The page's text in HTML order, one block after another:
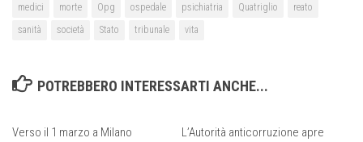
medici
morte Opg ospedale psichiatria Quatriglio
reato
sanità
società Stato tribunale vita
POTREBBERO INTERESSARTI ANCHE...
Verso il 1 marzo a Milano
L’Autorità anticorruzione apre